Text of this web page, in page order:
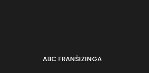
ABC FRANŠIZINGA